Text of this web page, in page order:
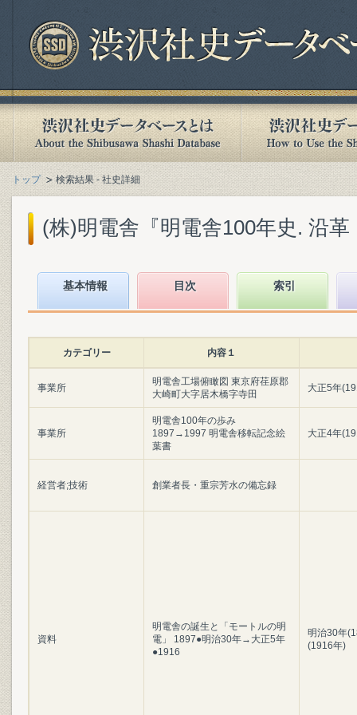
トップ 検索結果 - 社史詳細
(株)明電舎『明電舎100年史. 沿
基本情報 目次 索引
カテゴリー 内容１
事業所
明電舎工場俯瞰図 東京府荏原郡
大崎町大字居木橋字寺田
大正5年
事業所
明電舎100年の歩み
1897→1997 明電舎移転記念絵
葉書
大正4年
経営者;技術 創業者長・重宗芳水の備忘録
資料
明電舎の誕生と「モートルの明
電」 1897●明治30年→大正5年
●1916
明治30年
(1916年)